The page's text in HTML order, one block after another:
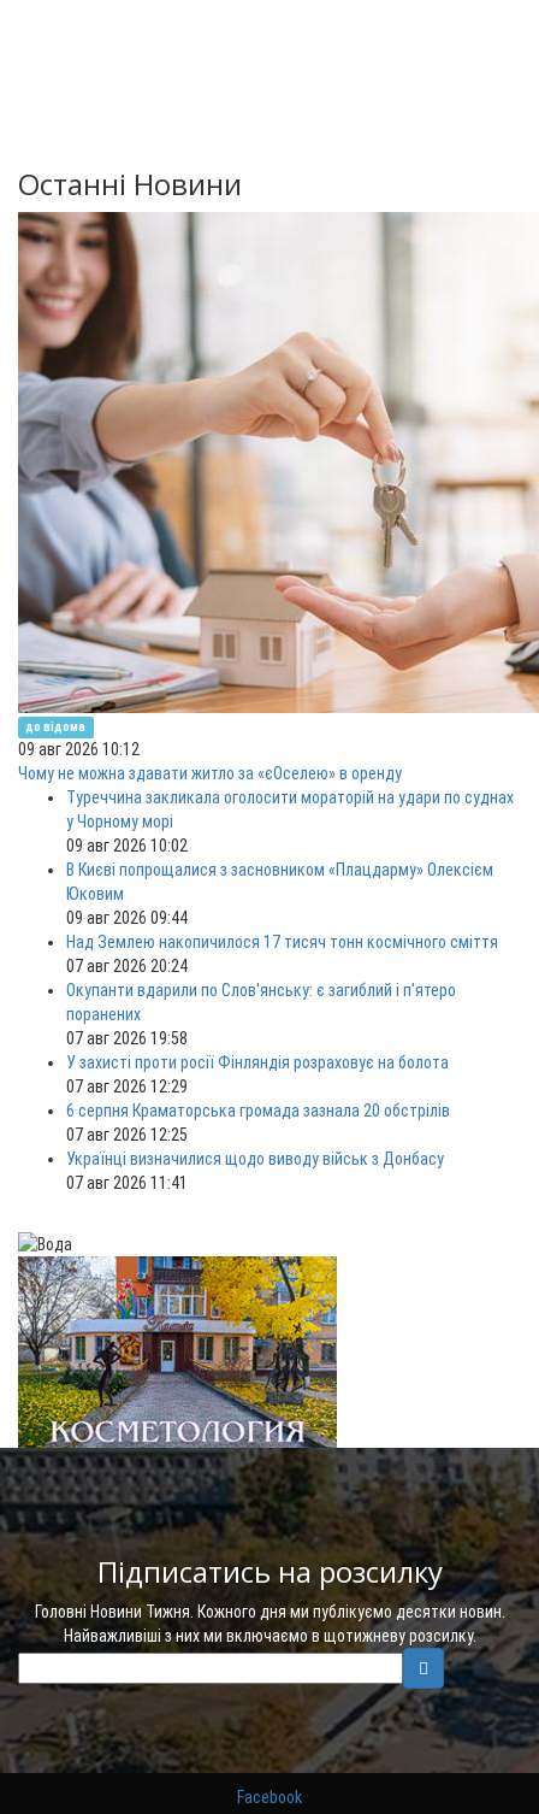
Останні Новини
до відома
09 авг 2026 10:12
Чому не можна здавати житло за «єОселею» в оренду
Туреччина закликала оголосити мораторій на удари по суднах
у Чорному морі
09 авг 2026 10:02
В Києві попрощалися з засновником «Плацдарму» Олексієм
Юковим
09 авг 2026 09:44
Над Землею накопичилося 17 тисяч тонн космічного сміття
07 авг 2026 20:24
Окупанти вдарили по Слов'янську: є загиблий і п'ятеро
поранених
07 авг 2026 19:58
У захисті проти росії Фінляндія розраховує на болота
07 авг 2026 12:29
6 серпня Краматорська громада зазнала 20 обстрілів
07 авг 2026 12:25
Українці визначилися щодо виводу військ з Донбасу
07 авг 2026 11:41
Підписатись на розсилку
Головні Новини Тижня. Кожного дня ми публікуємо десятки новин.
Найважливіші з них ми включаємо в щотижневу розсилку.
Facebook